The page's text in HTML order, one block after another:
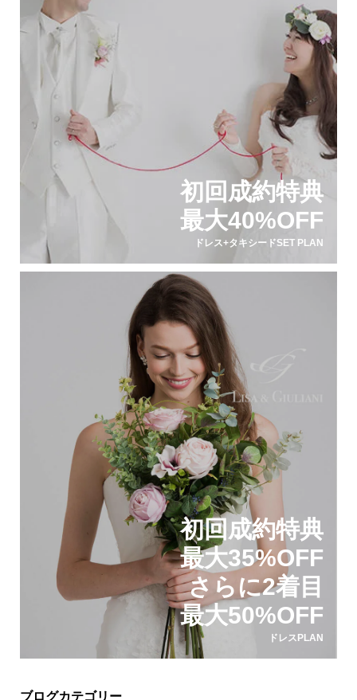
初回成約特典
最大40%OFF
ドレス+タキシードSET PLAN
初回成約特典
最大35%OFF
さらに2着目
最大50%OFF
ドレスPLAN
ブログカテゴリー